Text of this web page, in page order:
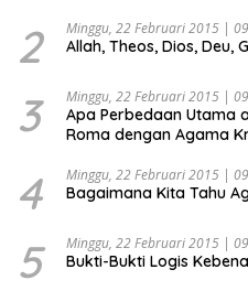
2 Minggu, 22 Februari 2015 |
Allah, Theos, Dios, Deu,
3 Minggu, 22 Februari 2015 |
Apa Perbedaan Utama
Roma dengan Agama
4 Minggu, 22 Februari 2015 |
Bagaimana Kita Tahu
5 Minggu, 22 Februari 2015 |
Bukti-Bukti Logis